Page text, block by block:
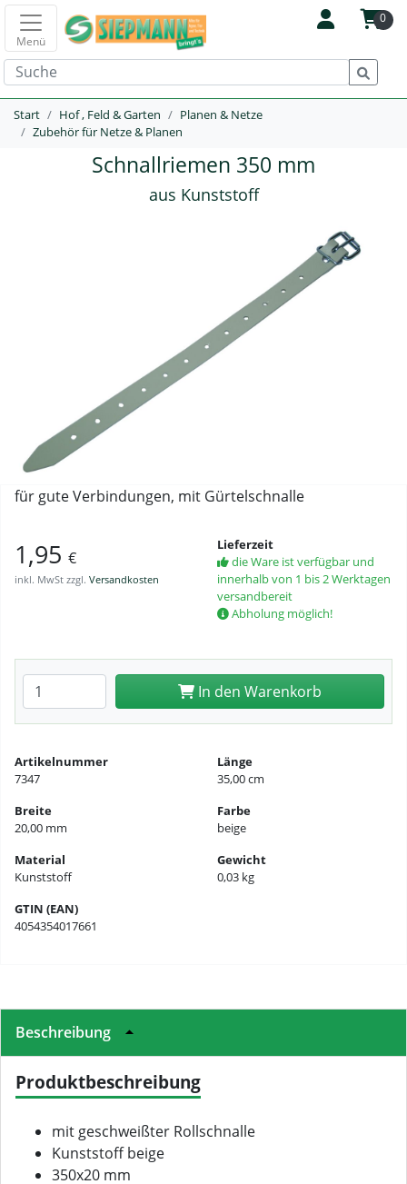
0
Menü
Start Hof , Feld & Garten
Planen & Netze
Zubehör für Netze & Planen
Schnallriemen 350 mm
aus Kunststoff
für gute Verbindungen, mit Gürtelschnalle
1,95 €
inkl. MwSt zzgl. Versandkosten
Lieferzeit
die Ware ist verfügbar und
innerhalb von 1 bis 2 Werktagen
versandbereit
Abholung möglich!
Anzahl eingeben In den Warenkorb
Artikelnummer
7347
Länge
35,00 cm
Breite
20,00 mm
Farbe
beige
Material
Kunststoff
Gewicht
0,03 kg
GTIN (EAN)
4054354017661
Beschreibung
Produktbeschreibung
mit geschweißter Rollschnalle
Kunststoff beige
350x20 mm